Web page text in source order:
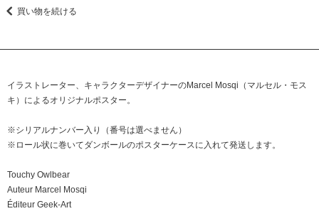
買い物を続ける
イラストレーター、キャラクターデザイナーのMarcel Mosqi（マルセル・モス
キ）によるオリジナルポスター。
※シリアルナンバー入り（番号は選べません）
※ロール状に巻いてダンボールのポスターケースに入れて発送します。
Touchy Owlbear
Auteur Marcel Mosqi
Éditeur Geek-Art